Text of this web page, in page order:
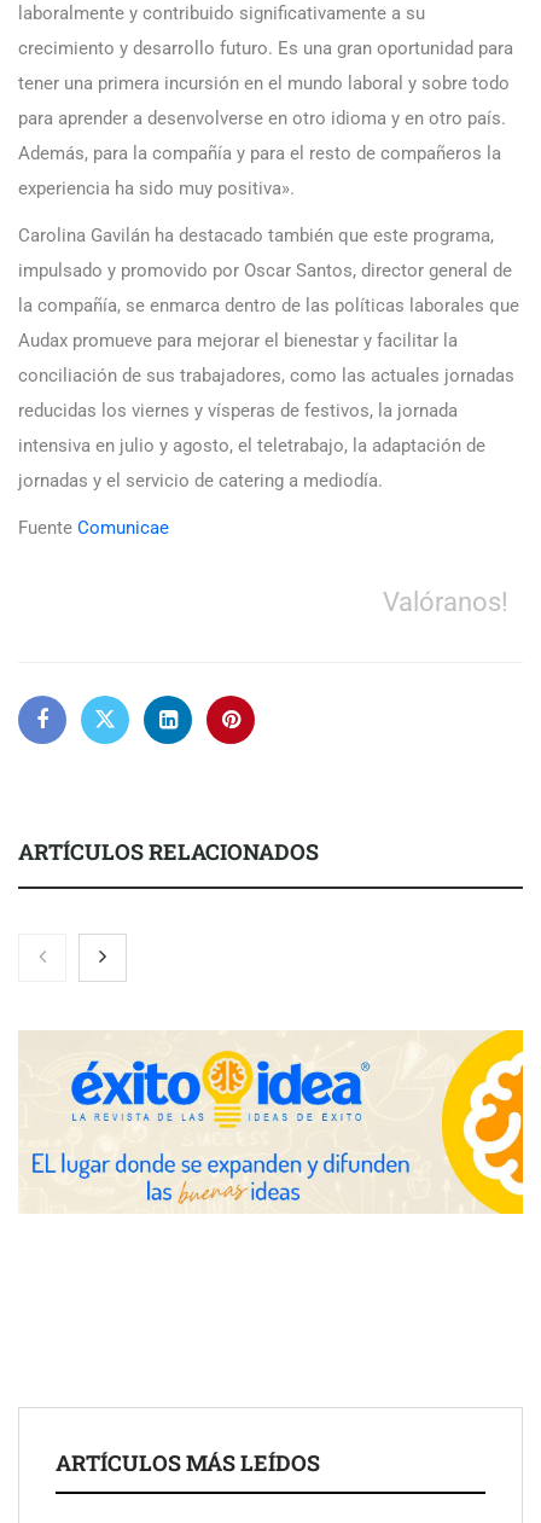
laboralmente y contribuido significativamente a su
crecimiento y desarrollo futuro. Es una gran oportunidad para
tener una primera incursión en el mundo laboral y sobre todo
para aprender a desenvolverse en otro idioma y en otro país.
Además, para la compañía y para el resto de compañeros la
experiencia ha sido muy positiva».
Carolina Gavilán ha destacado también que este programa,
impulsado y promovido por Oscar Santos, director general de
la compañía, se enmarca dentro de las políticas laborales que
Audax promueve para mejorar el bienestar y facilitar la
conciliación de sus trabajadores, como las actuales jornadas
reducidas los viernes y vísperas de festivos, la jornada
intensiva en julio y agosto, el teletrabajo, la adaptación de
jornadas y el servicio de catering a mediodía.
Fuente Comunicae
Valóranos!
ARTÍCULOS RELACIONADOS
La Sierra Norte abre desde Sigüenza la II Vuelta Ciclista CLM
LEADER, convirtiendo el deporte en motor de desarrollo rural
El 82% de empresas industriales no encuentra personal
disponible: 100.000€ para formar nuevos profesionales
Nicols presenta seis modelos de anillos de compromiso para el
eclipse solar del 12 de agosto
para impulsar ideas innovadoras creadas por y para mayores
de 50 años
ARTÍCULOS MÁS LEÍDOS